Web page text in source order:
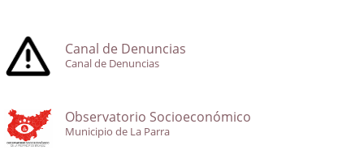
Canal de Denuncias
Canal de Denuncias
Observatorio Socioeconómico
Municipio de La Parra